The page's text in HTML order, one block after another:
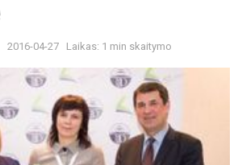
2016-04-27 Laikas: 1 min skaitymo